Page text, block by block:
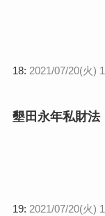
18: 2021/07/20(火)
墾田永年私財法
19: 2021/07/20(火)